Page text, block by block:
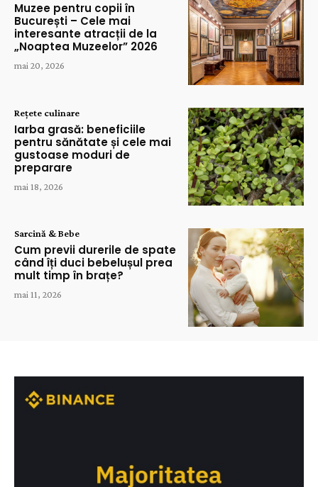
Muzee pentru copii în
București – Cele mai
interesante atracții de la
„Noaptea Muzeelor” 2026
mai 20, 2026
Rețete culinare
Iarba grasă: beneficiile
pentru sănătate și cele mai
gustoase moduri de
preparare
mai 18, 2026
Sarcină & Bebe
Cum previi durerile de spate
când îți duci bebelușul prea
mult timp în brațe?
mai 11, 2026